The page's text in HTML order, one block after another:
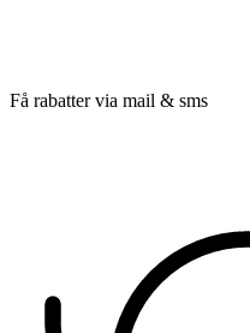
Få rabatter via mail & sms